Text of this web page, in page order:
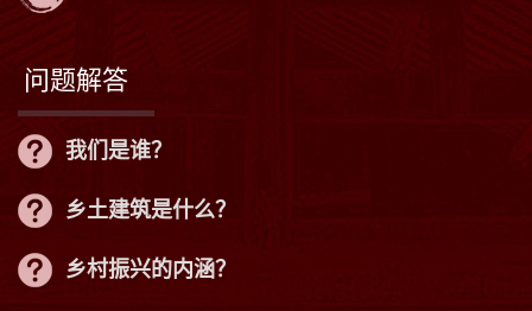
问题解答
我们是谁？
乡土建筑是什么？
乡村振兴的内涵？